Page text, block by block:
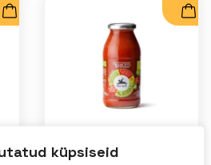
küpsiseid
Alce Nero mahe